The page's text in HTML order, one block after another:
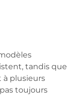
tandis que
à plusieurs
toujours